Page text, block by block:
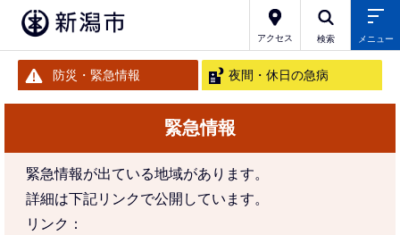
アクセス 検索 メニュー
防災・緊急情報 夜間・休日の急病
緊急情報
緊急情報が出ている地域があります。
詳細は下記リンクで公開しています。
リンク：